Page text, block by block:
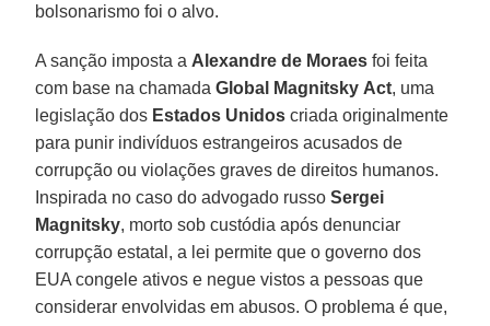
bolsonarismo foi o alvo.
A sanção imposta a Alexandre de Moraes foi feita
com base na chamadaGlobal Magnitsky Act, uma
legislação dos Estados Unidos criada originalmente
para punir indivíduos estrangeiros acusados de
corrupção ou violações graves de direitos humanos.
Inspirada no caso do advogado russoSergei
Magnitsky, morto sob custódia após denunciar
corrupção estatal, a lei permite que o governo dos
EUA congele ativos e negue vistos a pessoas que
considerar envolvidas em abusos. O problema é que,